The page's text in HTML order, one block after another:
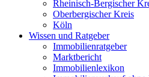
Rheinisch-Bergischer
Oberbergischer Kreis
Köln
Wissen und Ratgeber
Immobilienratgeber
Marktbericht
Immobilienlexikon